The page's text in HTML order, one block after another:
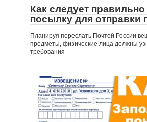
Как следует правильно
посылку для отправки
Планируя переслать Почтой России
предметы, физические лица должны
требования